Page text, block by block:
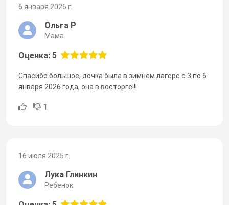
6 января 2026 г.
Ольга Р
Мама
Оценка: 5
Спасибо большое, дочка была в зимнем лагере с 3 по 6
января 2026 года, она в восторге!!!
1
16 июля 2025 г.
Лука Глинкин
Ребенок